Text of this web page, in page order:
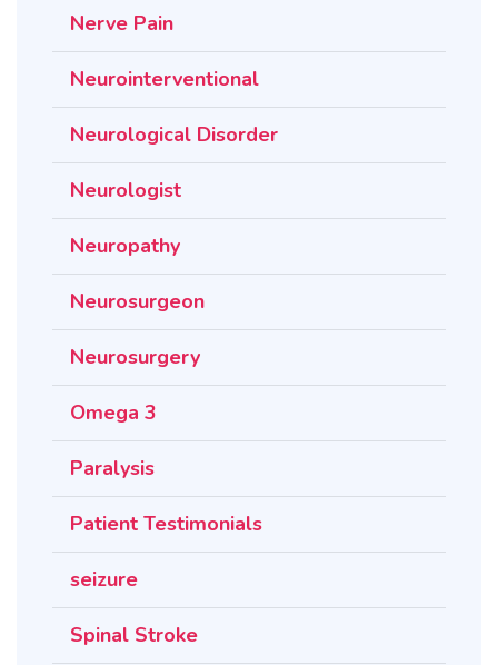
Nerve Pain
Neurointerventional
Neurological Disorder
Neurologist
Neuropathy
Neurosurgeon
Neurosurgery
Omega 3
Paralysis
Patient Testimonials
seizure
Spinal Stroke